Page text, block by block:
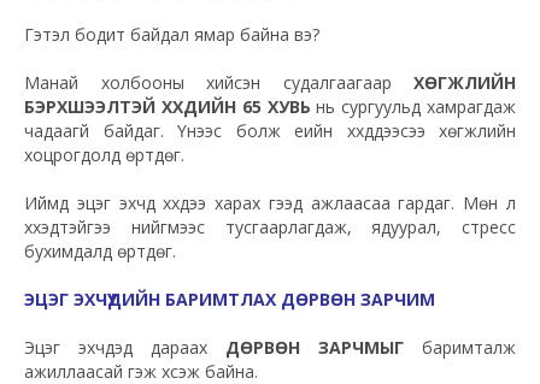
Гэтэл бодит байдал ямар байна вэ?
Манай холбооны хийсэн судалгаагаар ХӨГЖЛИЙН
БЭРХШЭЭЛТЭЙ ХҮҮХДИЙН 65 ХУВЬнь сургуульд хамрагдаж
чадаагүй байдаг. Үүнээс болж үеийн хүүхдүүдээсээ хөгжлийн
хоцрогдолд өртдөг.
Иймд эцэг эхчүүд хүүхдээ харах гээд ажлаасаа гардаг. Мөн л
хүүхэдтэйгээ нийгмээс тусгаарлагдаж, ядуурал, стресс
бухимдалд өртдөг.
ЭЦЭГ ЭХЧҮҮДИЙН БАРИМТЛАХ ДӨРВӨН ЗАРЧИМ
Эцэг эхчүүдэд дараах ДӨРВӨН ЗАРЧМЫГ баримталж
ажиллаасай гэж хүсэж байна.